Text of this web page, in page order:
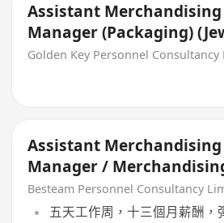
Assistant Merchandising
Manager (Packaging)
30K
Golden Key Personnel Consultancy
Assistant Merchandising
Manager /
Manager (Toys)
Besteam Personnel Consultancy
五天工作周，十三個月薪酬，